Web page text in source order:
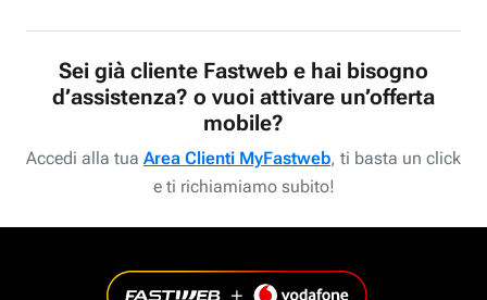
Sei già cliente Fastweb e hai bisogno
d’assistenza? o vuoi attivare un’offerta
mobile?
Accedi alla tua Area Clienti MyFastweb, ti basta un click
e ti richiamiamo subito!